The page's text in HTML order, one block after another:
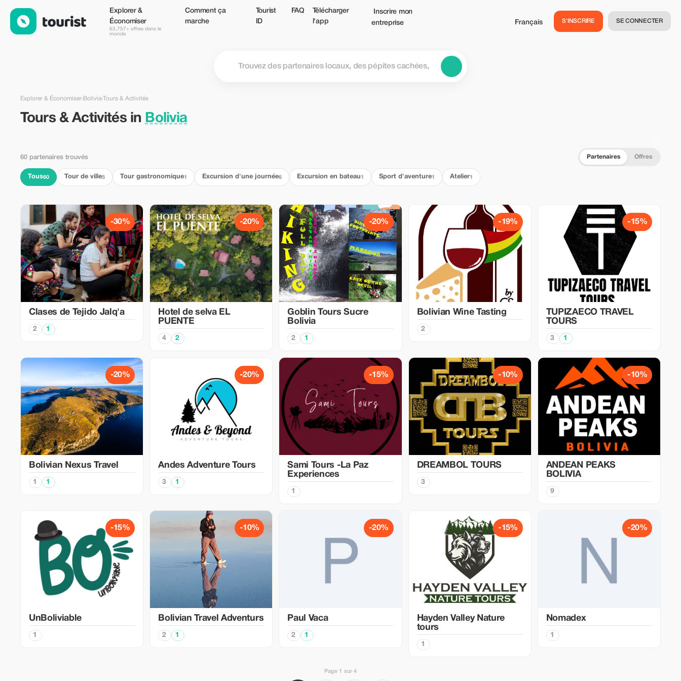
Explorer &
Économiser
63,757+ offres dans le
monde
Comment ça
marche
Tourist
ID
FAQ
Télécharger
l'app
Inscrire mon
entreprise
Français S'INSCRIRE SE CONNECTER
Explorer & Économiser›Bolivia›Tours & Activités
Tours & Activités in Bolivia
60 partenaires trouvés Partenaires Offres
Tous60 Tour de ville5 Tour gastronomique1 Excursion d'une journée6 Excursion en bateau 1 Sport d'aventure1 Atelier1
-30%
Clases de Tejido Jalq'a
2 1
-20%
Hotel de selva EL
PUENTE
4 2
-20%
Goblin Tours Sucre
Bolivia
2 1
-19%
Bolivian Wine Tasting
2
-15%
TUPIZAECO TRAVEL
TOURS
3 1
-20%
Bolivian Nexus Travel
1 1
-20%
Andes Adventure Tours
3 1
-15%
Sami Tours -La Paz
Experiences
1
-10%
DREAMBOL TOURS
3
-10%
ANDEAN PEAKS
BOLIVIA
9
-15%
UnBoliviable
1
-10%
Bolivian Travel Adventurs
2 1
-20%
Paul Vaca
2 1
-15%
Hayden Valley Nature
tours
1
-20%
Nomadex
1
Page 1 sur 4